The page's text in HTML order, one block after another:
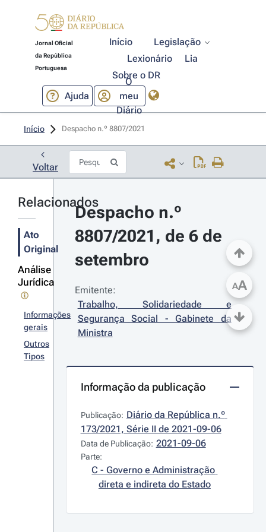
Jornal Oficial
da República
Portuguesa
Início
Legislação
Lexionário
Lia
Sobre o DR
Ajuda
O
meu
Diário
Início Despacho n.º 8807/2021
Voltar
Relacionados
Ato
Original
Análise
Jurídica
Informações
gerais
Outros
Tipos
Despacho n.º
8807/2021, de 6 de
setembro
Emitente:
Trabalho, Solidariedade e
Segurança Social - Gabinete da
Ministra
Informação da publicação
Publicação: Diário da República n.º
173/2021, Série II de 2021-09-06
Data de Publicação: 2021-09-06
Parte:
C - Governo e Administração
direta e indireta do Estado
AA